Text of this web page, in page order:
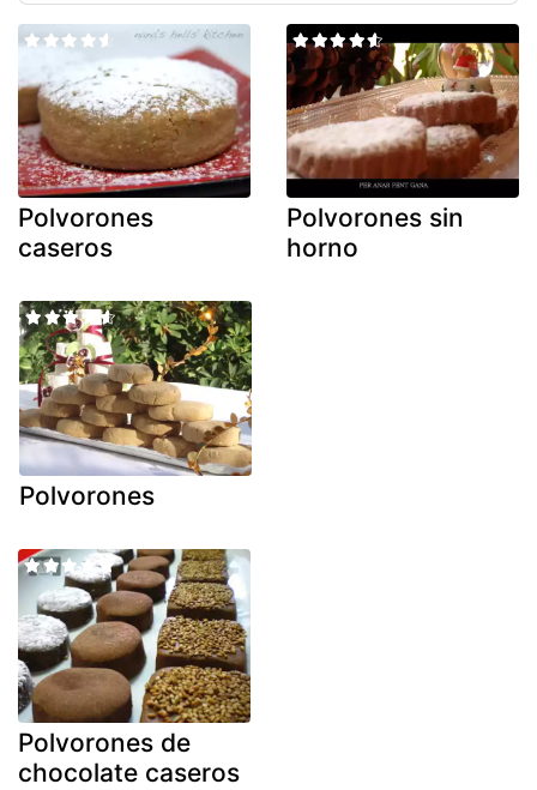
Polvorones
caseros
Polvorones sin
horno
Polvorones
Polvorones de
chocolate caseros